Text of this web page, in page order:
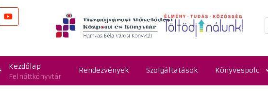
Kezdőlap
Felnőttkönyvtár
Rendezvények Szolgáltatások Könyvespolc